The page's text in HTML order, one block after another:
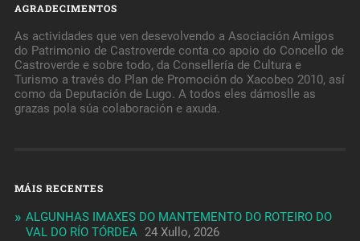
AGRADECIMENTOS
As actividades que ven desevolvendo a Asociación Amigos
do Patrimonio de Castroverde conta co apoio do Concello de
Castroverde e sobre todo, da Consellería de Cultura e
Turismo a través do Plan de Promoción do Xacobeo 2010, así
como da Deputación de Lugo. A todos eles dámoslle as
grazas pola súa colaboración e axuda.
MÁIS RECENTES
ALGUNHAS IMAXES DO MANTEMENTO DO ROTEIRO DO
VAL DO RÍO TÓRDEA 24 Xullo, 2026